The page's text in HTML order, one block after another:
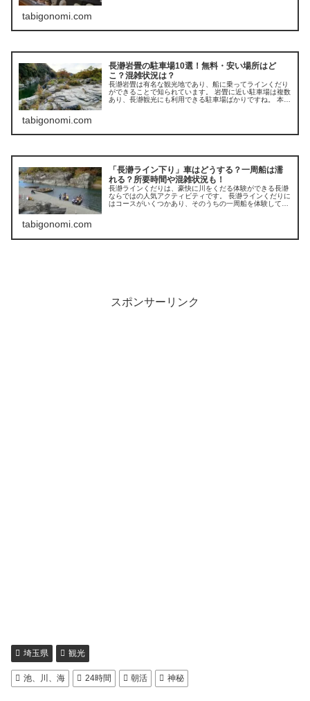
tabigonomi.com
長瀞岩畳の駐車場10選！無料・安い場所はど
こ？混雑状況は？
長瀞岩畳は有名な観光地であり、船に乗ってラインくだり
ができることで知られています。 岩畳に近い駐車場は複数
あり、長瀞観光にも利用できる駐車場ばかりですね。 本記
tabigonomi.com
「長瀞ライン下り」車はどうする？一周船は濡
れる？所要時間や混雑状況も！
長瀞ラインくだりは、豪快に川をくだる体験ができる長瀞
ならではの人気アクティビティです。 長瀞ラインくだりに
はコースがいくつかあり、そのうちの一周船を体験してき
tabigonomi.com
スポンサーリンク
埼玉県 観光
池、川、海 24時間 朝活 神秘